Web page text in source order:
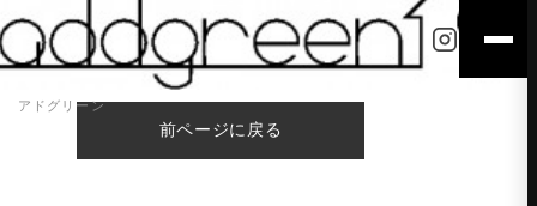
アドグリーン
前ページに戻る